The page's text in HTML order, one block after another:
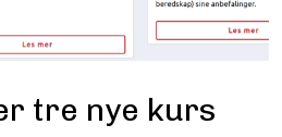
tre nye kurs